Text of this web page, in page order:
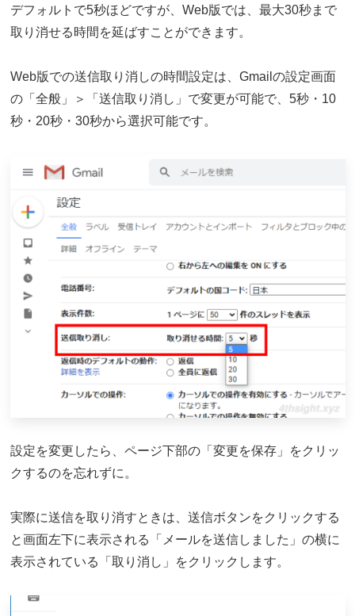
デフォルトで5秒ほどですが、Web版では、最大30秒まで
取り消せる時間を延ばすことができます。
Web版での送信取り消しの時間設定は、Gmailの設定画面
の「全般」＞「送信取り消し」で変更が可能で、5秒・10
秒・20秒・30秒から選択可能です。
設定を変更したら、ページ下部の「変更を保存」をクリッ
クするのを忘れずに。
実際に送信を取り消すときは、送信ボタンをクリックする
と画面左下に表示される「メールを送信しました」の横に
表示されている「取り消し」をクリックします。